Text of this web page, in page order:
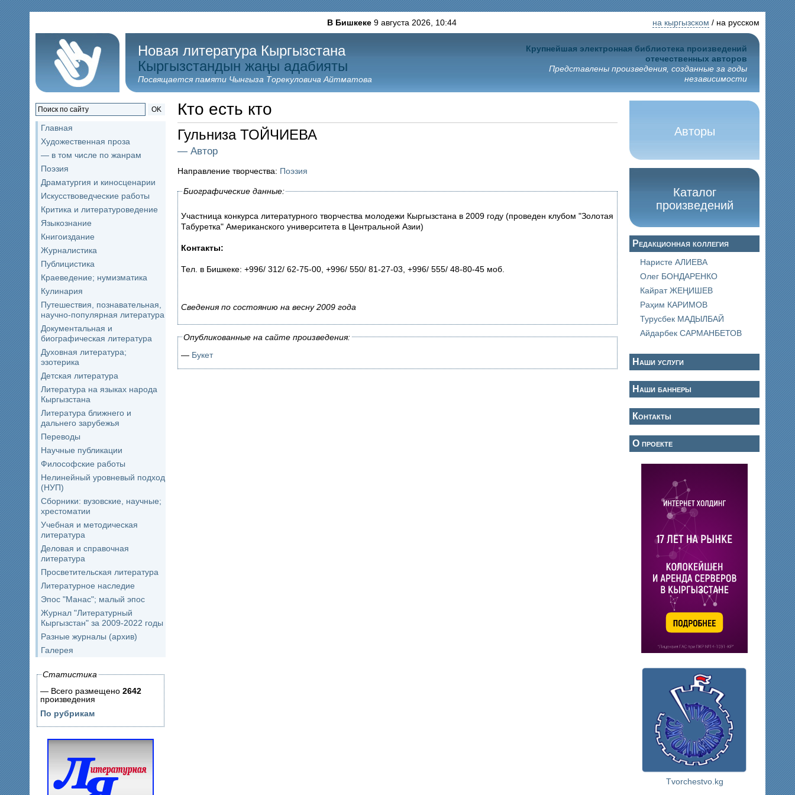
В Бишкеке9 августа 2026, 10:44 на кыргызском / на русском
Новая литература Кыргызстана
Кыргызстандын жаңы адабияты
Посвящается памяти Чынгыза Торекуловича Айтматова
Крупнейшая электронная библиотека произведений
отечественных авторов
Представлены произведения, созданные за годы
независимости
OK
Главная
Художественная проза
— в том числе по жанрам
Поэзия
Драматургия и киносценарии
Искусствоведческие работы
Критика и литературоведение
Языкознание
Книгоиздание
Журналистика
Публицистика
Краеведение; нумизматика
Кулинария
Путешествия, познавательная,
научно-популярная литература
Документальная и
биографическая литература
Духовная литература;
эзотерика
Детская литература
Литература на языках народа
Кыргызстана
Литература ближнего и
дальнего зарубежья
Переводы
Научные публикации
Философские работы
Нелинейный уровневый подход
(НУП)
Сборники: вузовские, научные;
хрестоматии
Учебная и методическая
литература
Деловая и справочная
литература
Просветительская литература
Литературное наследие
Эпос "Манас"; малый эпос
Журнал "Литературный
Кыргызстан" за 2009-2022 годы
Разные журналы (архив)
Галерея
Статистика
— Всего размещено 2642
произведения
По рубрикам
Кто есть кто
Гульниза ТОЙЧИЕВА
— Автор
Направление творчества: Поэзия
Биографические данные:
Участница конкурса литературного творчества молодежи Кыргызстана в 2009 году (проведен клубом "Золотая
Табуретка" Американского университета в Центральной Азии)
Контакты:
Тел. в Бишкеке: +996/ 312/ 62-75-00, +996/ 550/ 81-27-03, +996/ 555/ 48-80-45 моб.
Сведения по состоянию на весну 2009 года
Опубликованные на сайте произведения:
— Букет
Авторы
Каталог
произведений
Редакционная коллегия
Наристе АЛИЕВА
Олег БОНДАРЕНКО
Кайрат ЖЕҢИШЕВ
Раҳим КАРИМОВ
Турусбек МАДЫЛБАЙ
Айдарбек САРМАНБЕТОВ
Наши услуги
Наши баннеры
Контакты
О проекте
Tvorchestvo.kg